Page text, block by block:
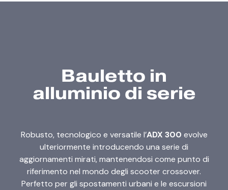
Bauletto in
alluminio di serie
Robusto, tecnologico e versatile l’ADX 300 evolve
ulteriormente introducendo una serie di
aggiornamenti mirati, mantenendosi come punto di
riferimento nel mondo degli scooter crossover.
Perfetto per gli spostamenti urbani e le escursioni